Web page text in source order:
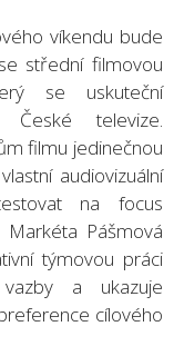
víkendu bude
střední filmovou
se uskuteční
televize.
filmu jedinečnou
audiovizuální
na focus
Markéta Pášmová
týmovou práci
a ukazuje
cílového